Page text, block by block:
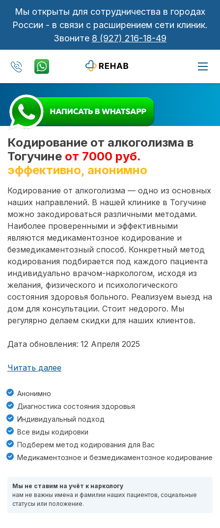
Мы открыты для сотрудничества в городах
России - в связи с расширением сети клиник.
Звоните 8 (927) 216-18-49
Кодирование от алкоголизма в
Тогучине от 7000 руб.
эффективно, анонимно
Кодирование от алкоголизма — одно из основных
наших направлений. В нашей клинике в Тогучине
можно закодироваться различными методами.
Наиболее проверенными и эффективными
являются медикаментозное кодирование и
безмедикаментозный способ. Конкретный метод
кодирования подбирается под каждого пациента
индивидуально врачом-наркологом, исходя из
желания, физического и психологического
состояния здоровья больного. Реализуем выезд на
дом для консультации. Стоит недорого. Мы
регулярно делаем скидки для наших клиентов.
Дата обновления: 12 Апреля 2025
Читать далее
Анонимно
Диагностика состояния здоровья
Индивидуальный подход
Все виды кодировки
Подберем метод кодирования для Вас
Медикаментозное и безмедикаментозное кодирование
Мы не ставим на учёт к наркологу
нам не важны имена и фамилии наших пациентов, социальные
статусы или положение.